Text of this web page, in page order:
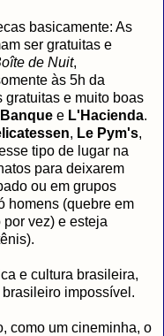
basicamente: As
ser gratuitas e
de Nuit,
às 5h da
gratuitas e muito boas
Banque e L'Hacienda.
, Le Pym's,
tipo de lugar na
para deixarem
ou em grupos
homens (quebre em
vez) e esteja
e cultura brasileira,
brasileiro impossível.
como um cineminha, o